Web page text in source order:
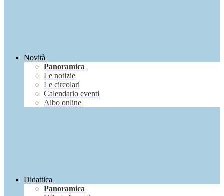
Novità
Panoramica
Le notizie
Le circolari
Calendario eventi
Albo online
Didattica
Panoramica